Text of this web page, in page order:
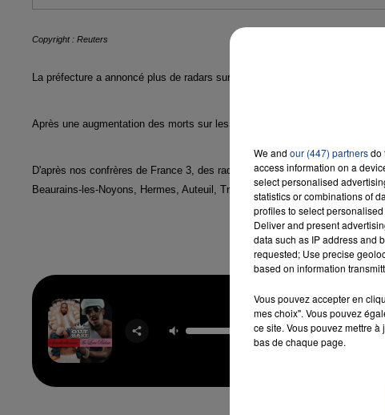
Copyright : Reuters
La préfecture a annoncé plus de radars sur les routes de l'Oise pour contrer
Après une augmentation des morts sur les routes du département en 2015.
D'après nos confrères de France 3, des radars sont en cours d'installation
Beaurains-les-Noyons, Hermes, Auteuil, Tricot, St Germer de Fly,
Hey Ya!
OUTKAST
We and our (447) partnersdo
access information on a
select personalised
statistics or combinations of
profiles to select
Deliver and present
data such as IP address and
requested; Use precise
based on information
Vous pouvez accepter en
mes choix". Vous pouvez
ce site. Vous pouvez mettre
bas de chaque page.